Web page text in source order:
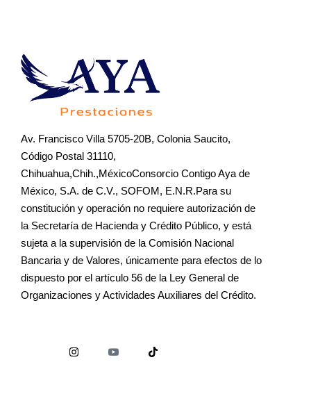
Av. Francisco Villa 5705-20B, Colonia Saucito,
Código Postal 31110,
Chihuahua,Chih.,MéxicoConsorcio Contigo Aya de
México, S.A. de C.V., SOFOM, E.N.R.Para su
constitución y operación no requiere autorización de
la Secretaría de Hacienda y Crédito Público, y está
sujeta a la supervisión de la Comisión Nacional
Bancaria y de Valores, únicamente para efectos de lo
dispuesto por el artículo 56 de la Ley General de
Organizaciones y Actividades Auxiliares del Crédito.